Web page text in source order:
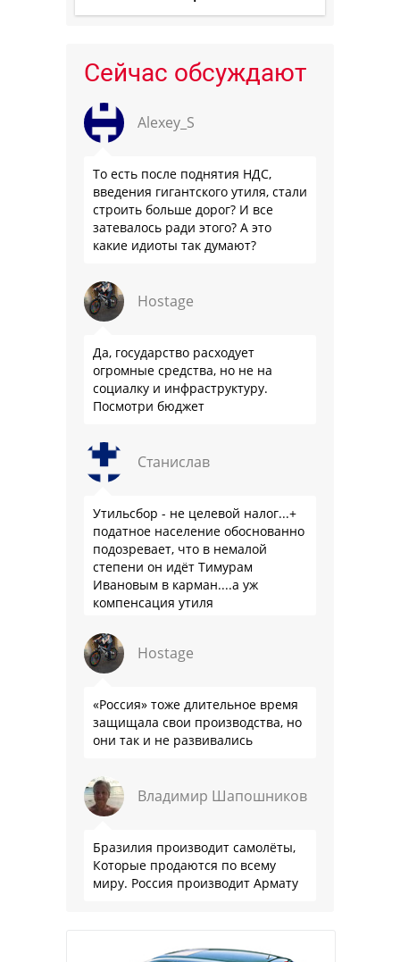
Сейчас обсуждают
Alexey_S
То есть после поднятия НДС,
введения гигантского утиля, стали
строить больше дорог? И все
затевалось ради этого? А это
какие идиоты так думают?
Hostage
Да, государство расходует
огромные средства, но не на
социалку и инфраструктуру.
Посмотри бюджет
Станислав
Утильсбор - не целевой налог...+
податное население обоснованно
подозревает, что в немалой
степени он идёт Тимурам
Ивановым в карман....а уж
компенсация утиля
что прям эталон коррупции
Hostage
«Россия» тоже длительное время
защищала свои производства, но
они так и не развивались
Владимир Шапошников
Бразилия производит самолёты,
Которые продаются по всему
миру. Россия производит Армату